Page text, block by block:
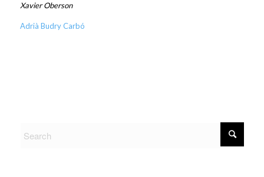
Xavier Oberson
Adrià Budry Carbó